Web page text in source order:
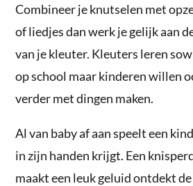
Combineer je knutselen met
of liedjes dan werk je gelijk aan
van je kleuter. Kleuters leren
op school maar kinderen willen
verder met dingen maken.
Al van baby af aan speelt een
in zijn handen krijgt. Een
maakt een leuk geluid ontdekt